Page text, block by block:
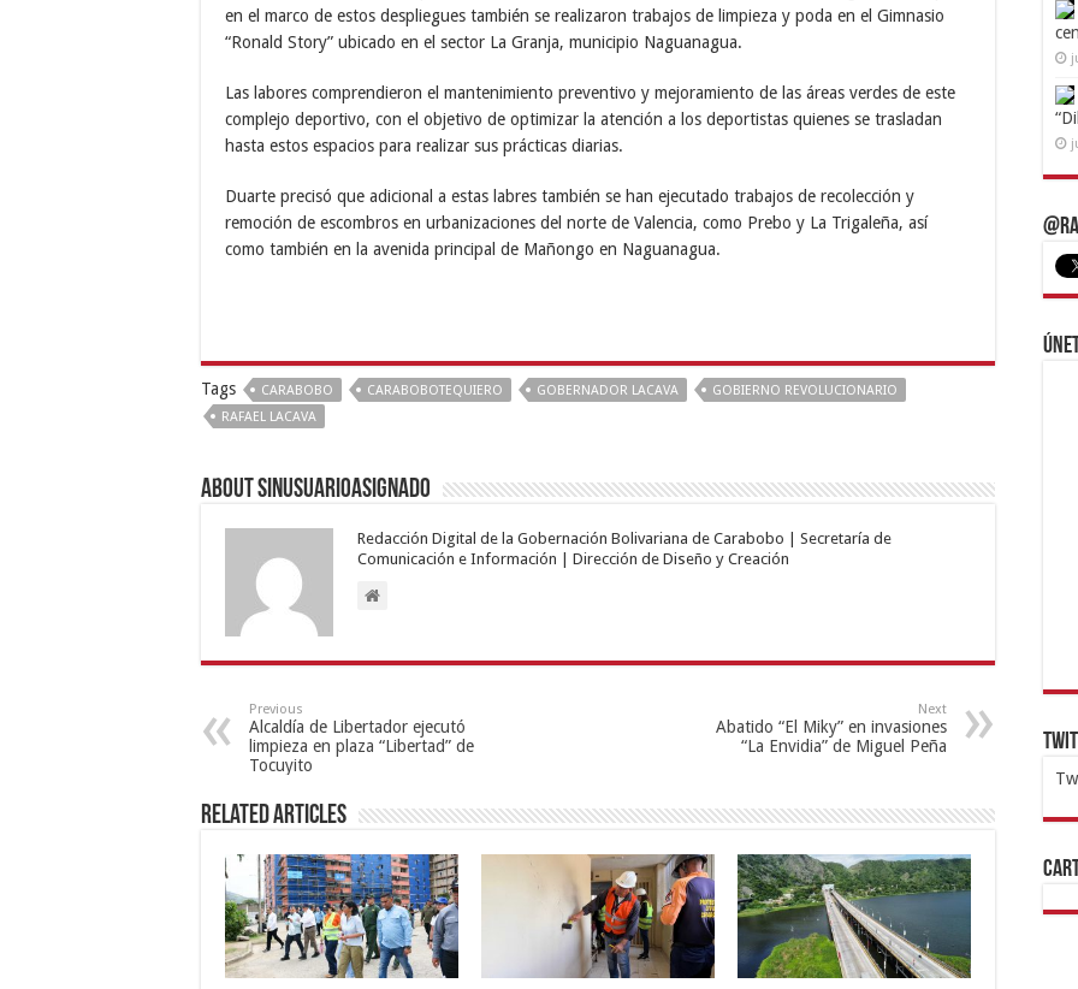
en el marco de estos despliegues también se realizaron trabajos de limpieza y poda en el Gimnasio
“Ronald Story” ubicado en el sector La Granja, municipio Naguanagua.
Las labores comprendieron el mantenimiento preventivo y mejoramiento de las áreas verdes de este
complejo deportivo, con el objetivo de optimizar la atención a los deportistas quienes se trasladan
hasta estos espacios para realizar sus prácticas diarias.
Duarte precisó que adicional a estas labres también se han ejecutado trabajos de recolección y
remoción de escombros en urbanizaciones del norte de Valencia, como Prebo y La Trigaleña, así
como también en la avenida principal de Mañongo en Naguanagua.
Tags CARABOBO CARABOBOTEQUIERO GOBERNADOR LACAVA
GOBIERNO REVOLUCIONARIO
RAFAEL LACAVA
About sinusuarioasignado
Redacción Digital de la Gobernación Bolivariana de Carabobo | Secretaría de
Comunicación e Información | Dirección de Diseño y Creación
Previous
Alcaldía de Libertador ejecutó
limpieza en plaza “Libertad” de
Tocuyito
Next
Abatido “El Miky” en invasiones
“La Envidia” de Miguel Peña
Related Articles